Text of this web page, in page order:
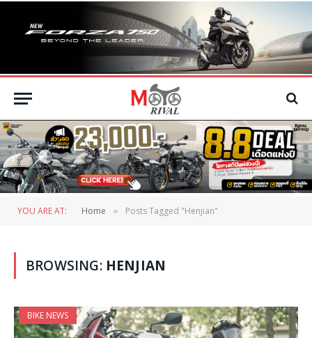
YOU ARE AT: Home » Posts Tagged "Henjian"
BROWSING: HENJIAN
BIKE NEWS